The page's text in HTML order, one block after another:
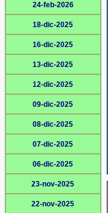
24-feb-2026
18-dic-2025
16-dic-2025
13-dic-2025
12-dic-2025
09-dic-2025
08-dic-2025
07-dic-2025
06-dic-2025
23-nov-2025
22-nov-2025